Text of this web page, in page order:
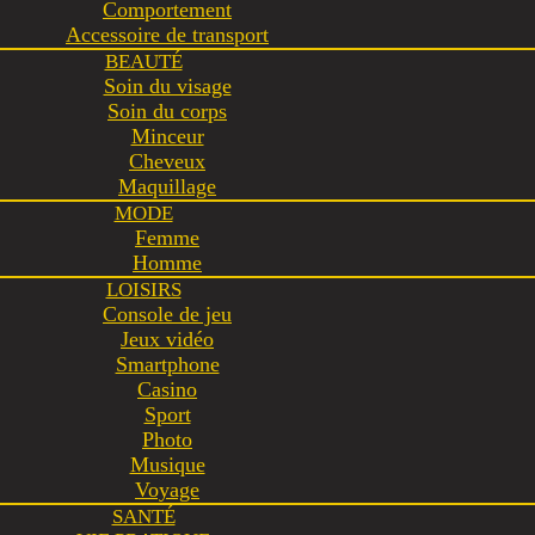
Comportement
Accessoire de transport
BEAUTÉ
Soin du visage
Soin du corps
Minceur
Cheveux
Maquillage
MODE
Femme
Homme
LOISIRS
Console de jeu
Jeux vidéo
Smartphone
Casino
Sport
Photo
Musique
Voyage
SANTÉ